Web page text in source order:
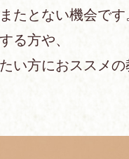
ご変更
援隊 会員限定
ー
たとない機会です
る方や、
い方におススメ